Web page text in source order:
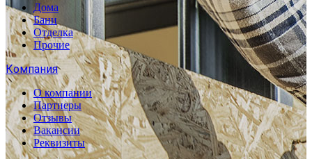
Дома
Бани
Отделка
Прочие
Компания
О компании
Партнеры
Отзывы
Вакансии
Реквизиты